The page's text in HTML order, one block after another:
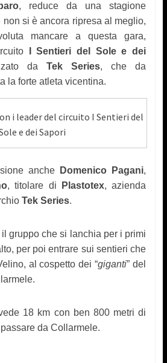
, reduce da una stagione
si è ancora ripresa al meglio,
mancare a questa gara,
Sentieri del Sole e dei
oda Tek Series, che da
la forte atleta vicentina.
i leader del circuito I Sentieri del
e dei Sapori
anche Domenico Pagani,
, titolare di Plastotex, azienda
Tek Series.
gruppo che si lanchia per i primi
per poi entrare sui sentieri che
al cospetto dei “giganti” del
18 km con ben 800 metri di
da Collarmele.